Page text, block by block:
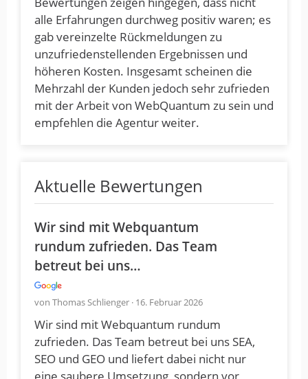
alle Erfahrungen durchweg positiv waren; es
gab vereinzelte Rückmeldungen zu
unzufriedenstellenden Ergebnissen und
höheren Kosten. Insgesamt scheinen die
Mehrzahl der Kunden jedoch sehr zufrieden
mit der Arbeit von WebQuantum zu sein und
empfehlen die Agentur weiter.
Aktuelle Bewertungen
Wir sind mit Webquantum
rundum zufrieden. Das Team
betreut bei uns…
von Thomas Schlienger · 16. Februar 2026
Wir sind mit Webquantum rundum
zufrieden. Das Team betreut bei uns SEA,
SEO und GEO und liefert dabei nicht nur
eine saubere Umsetzung, sondern vor